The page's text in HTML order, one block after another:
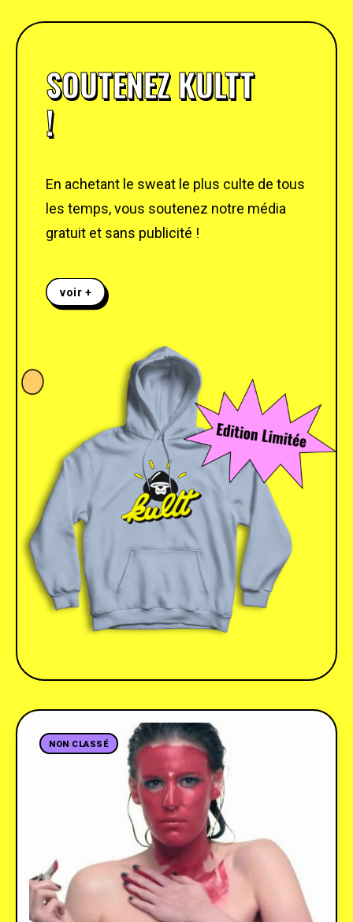
SOUTENEZ KULTT
!
En achetant le sweat le plus culte de tous
les temps, vous soutenez notre média
gratuit et sans publicité !
voir +
NON CLASSÉ